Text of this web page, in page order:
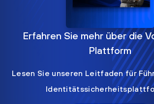
Erfahren Sie mehr über die
Plattform
Lesen Sie unseren Leitfaden für